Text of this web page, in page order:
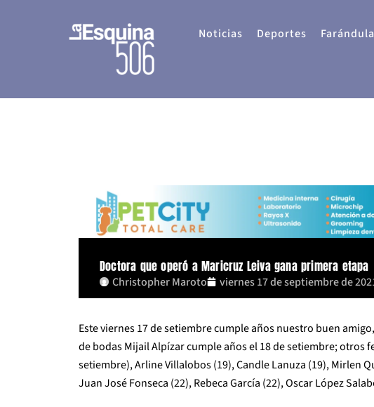
Noticias Deportes Farándula
Doctora que operó a Maricruz Leiva gana primera etapa
Christopher Maroto viernes 17 de septiembre de
Este viernes 17 de setiembre cumple años nuestro buen
de bodas Mijail Alpízar cumple años el 18 de setiembre; otros
setiembre), Arline Villalobos (19), Candle Lanuza (19), Mirlen
Juan José Fonseca (22), Rebeca García (22), Oscar López